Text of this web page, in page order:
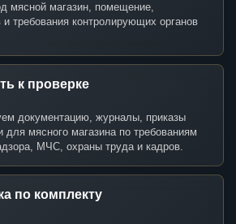
мясной магазин, помещение,
и требования контролирующих органов
к проверке
документацию, журналы, приказы
для мясного магазина по требованиям
МЧС, охраны труда и кадров.
по комплекту